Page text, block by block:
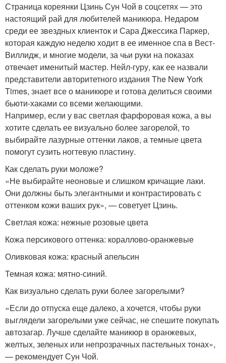
Страница кореянки Цзинь Сун Чой в соцсетях — это
настоящий рай для любителей маникюра. Недаром
среди ее звездных клиенток и Сара Джессика Паркер,
которая каждую неделю ходит в ее именное спа в Вест-
Виллидж, и многие модели, за чьи руки на показах
отвечает именитый мастер. Нейл-гуру, как ее назвали
представители авторитетного издания The New York
Times, знает все о маникюре и готова делиться своими
бьюти-хаками со всеми желающими.
Например, если у вас светлая фарфоровая кожа, а вы
хотите сделать ее визуально более загорелой, то
выбирайте лазурные оттенки лаков, а темные цвета
помогут сузить ногтевую пластину.
Как сделать руки моложе?
«Не выбирайте неоновые и слишком кричащие лаки.
Они должны быть элегантными и контрастировать с
оттенком кожи ваших рук», — советует Цзинь.
Светлая кожа: нежные розовые цвета
Кожа персикового оттенка: кораллово-оранжевые
Оливковая кожа: красный апельсин
Темная кожа: мятно-синий.
Как визуально сделать руки более загорелыми?
«Если до отпуска еще далеко, а хочется, чтобы руки
выглядели загорелыми уже сейчас, не спешите покупать
автозагар. Лучше сделайте маникюр в оранжевых,
желтых, зеленых или непрозрачных пастельных тонах»,
— рекомендует Сун Чой.